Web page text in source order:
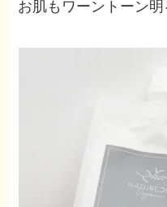
お肌もワーントーン明